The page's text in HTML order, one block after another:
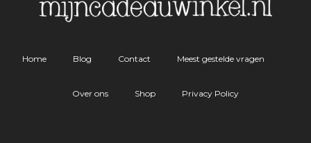
Home Blog Contact Meest gestelde vragen
Over ons Shop Privacy Policy